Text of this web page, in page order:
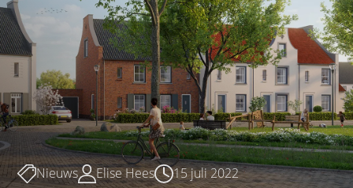
Nieuws Elise Hees 15 juli 2022